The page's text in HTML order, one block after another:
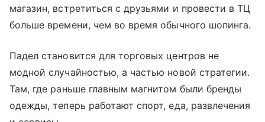
магазин, встретиться с друзьями и провести в ТЦ
больше времени, чем во время обычного шопинга.
Падел становится для торговых центров не
модной случайностью, а частью новой стратегии.
Там, где раньше главным магнитом были бренды
одежды, теперь работают спорт, еда, развлечения